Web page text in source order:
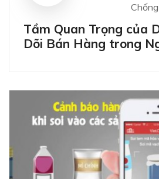
Tầm Quan Trọng của
Dõi Bán Hàng trong